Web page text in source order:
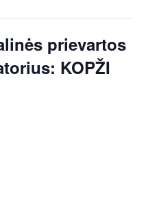
prievartos
KOPŽI